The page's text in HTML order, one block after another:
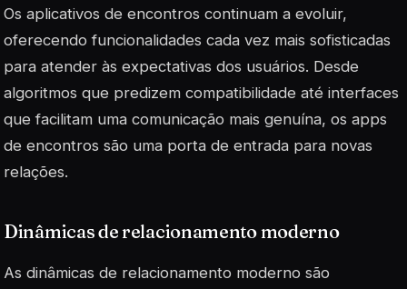
Os aplicativos de encontros continuam a evoluir,
oferecendo funcionalidades cada vez mais sofisticadas
para atender às expectativas dos usuários. Desde
algoritmos que predizem compatibilidade até interfaces
que facilitam uma comunicação mais genuína, os apps
de encontros são uma porta de entrada para novas
relações.
Dinâmicas de relacionamento moderno
As dinâmicas de relacionamento moderno são